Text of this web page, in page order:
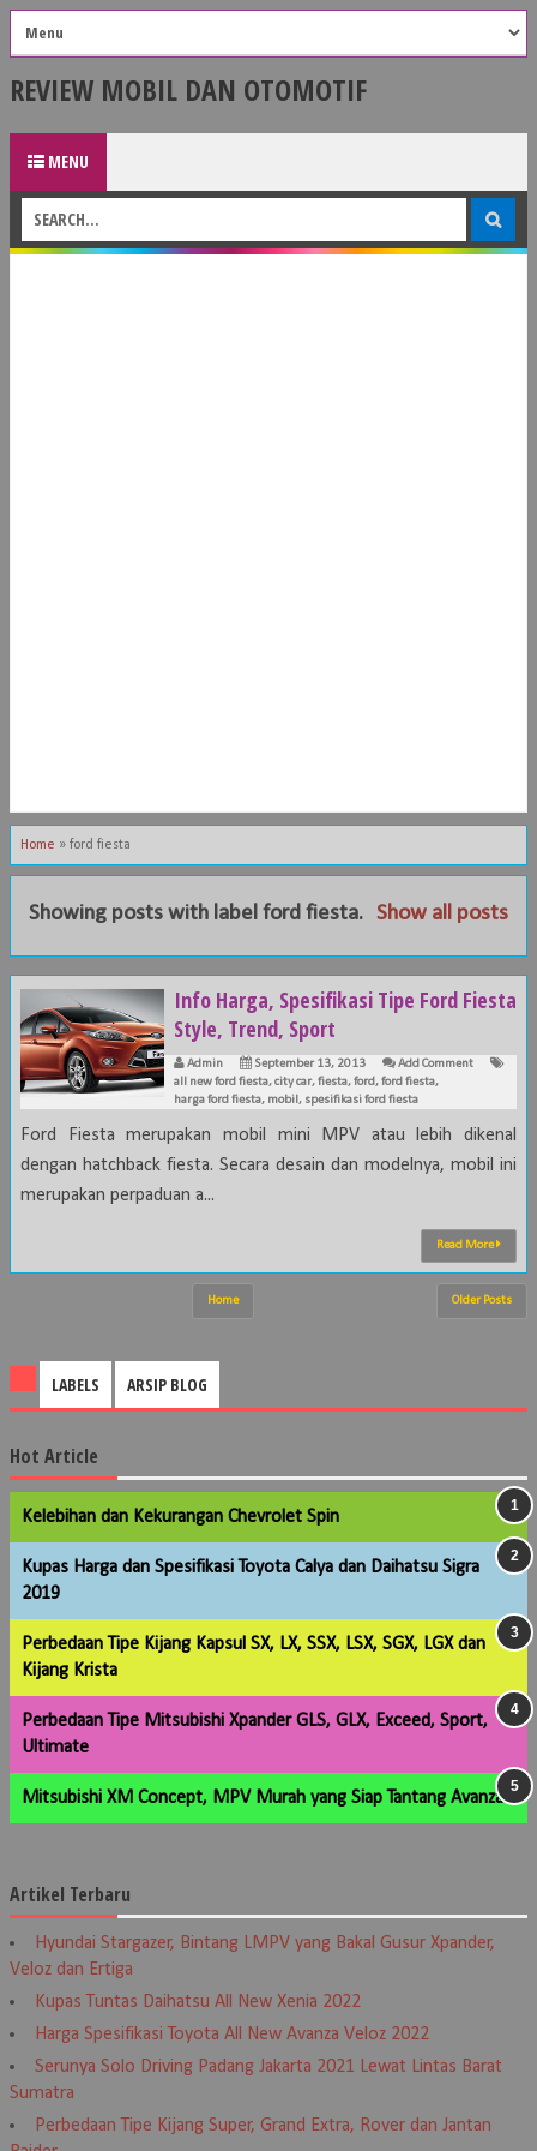
REVIEW MOBIL DAN OTOMOTIF
MENU
Home » ford fiesta
Showing posts with label ford fiesta. Show all posts
Info Harga, Spesifikasi Tipe Ford Fiesta
Style, Trend, Sport
Admin September 13, 2013
Add Comment
all new ford fiesta,city car,fiesta,ford ,ford fiesta,
harga ford fiesta, mobil , spesifikasi ford fiesta
Ford Fiesta merupakan mobil mini MPV atau lebih dikenal
dengan hatchback fiesta. Secara desain dan modelnya, mobil ini
merupakan perpaduan a...
Read More
Older Posts
Home
LABELS ARSIP BLOG
Hot Article
Kelebihan dan Kekurangan Chevrolet Spin
Kupas Harga dan Spesifikasi Toyota Calya dan Daihatsu Sigra
2019
Perbedaan Tipe Kijang Kapsul SX, LX, SSX, LSX, SGX, LGX dan
Kijang Krista
Perbedaan Tipe Mitsubishi Xpander GLS, GLX, Exceed, Sport,
Ultimate
Mitsubishi XM Concept, MPV Murah yang Siap Tantang Avanza
Artikel Terbaru
Hyundai Stargazer, Bintang LMPV yang Bakal Gusur Xpander,
Veloz dan Ertiga
Kupas Tuntas Daihatsu All New Xenia 2022
Harga Spesifikasi Toyota All New Avanza Veloz 2022
Serunya Solo Driving Padang Jakarta 2021 Lewat Lintas Barat
Sumatra
Perbedaan Tipe Kijang Super, Grand Extra, Rover dan Jantan